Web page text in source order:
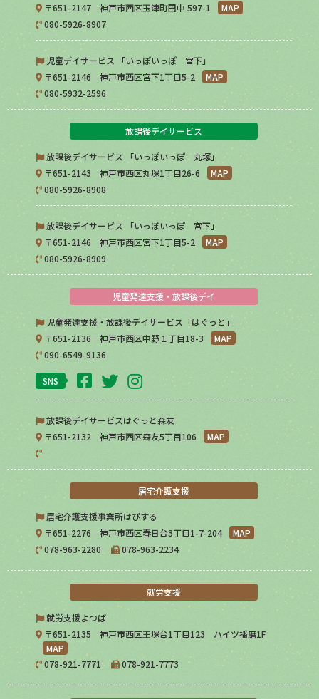
〒651-2147 神戸市西区玉津町田中 597-1
MAP
080-5926-8907
児童デイサービス 「いっぽいっぽ 宮下」
〒651-2146 神戸市西区宮下1丁目5-2
MAP
080-5932-2596
放課後デイサービス
放課後デイサービス 「いっぽいっぽ 丸塚」
〒651-2143 神戸市西区丸塚1丁目26-6
MAP
080-5926-8908
放課後デイサービス 「いっぽいっぽ 宮下」
〒651-2146 神戸市西区宮下1丁目5-2
MAP
080-5926-8909
児童発達支援・放課後デイ
児童発達支援・放課後デイサービス「はぐっと」
〒651-2136 神戸市西区中野１丁目18-3
MAP
090-6549-9136
SNS
放課後デイサービスはぐっと森友
〒651-2132 神戸市西区森友5丁目106
MAP
居宅介護支援
居宅介護支援事業所はぴする
〒651-2276 神戸市西区春日台3丁目1-7-204
MAP
078-963-2280
078-963-2234
就労支援
就労支援よつば
〒651-2135 神戸市西区王塚台1丁目123 ハイツ播磨1F
MAP
078-921-7771
078-921-7773